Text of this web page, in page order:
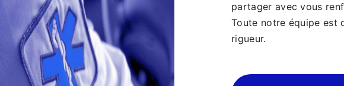
partager avec vous
Toute notre équipe est
rigueur.